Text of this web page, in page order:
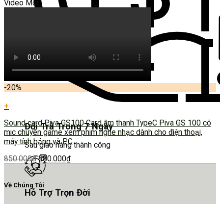
Đổi Trả Trong 7 Ngày
Sau giao hàng thành công
Hỗ Trợ Trọn Đời
Video Mới
-20%
+
Sound card Piva GS100 Card âm thanh TypeC Piva GS 100 có
mic chuyên game xem phim nghe nhạc dành cho điện thoại,
máy tính bảng và PC
850.000₫ 680.000₫
Về Chúng Tôi